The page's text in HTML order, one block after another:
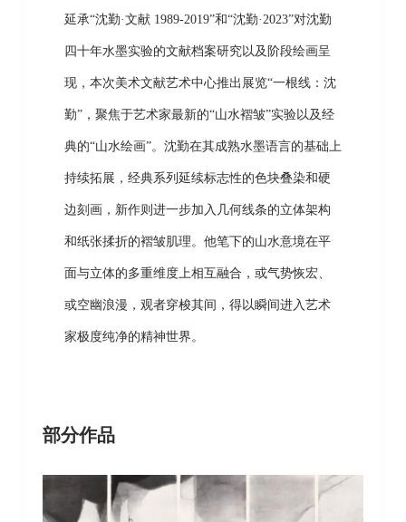
延承“沈勤·文献 1989-2019”和“沈勤·2023”对沈勤
四十年水墨实验的文献档案研究以及阶段绘画呈
现，本次美术文献艺术中心推出展览“一根线：沈
勤”，聚焦于艺术家最新的“山水褶皱”实验以及经
典的“山水绘画”。沈勤在其成熟水墨语言的基础上
持续拓展，经典系列延续标志性的色块叠染和硬
边刻画，新作则进一步加入几何线条的立体架构
和纸张揉折的褶皱肌理。他笔下的山水意境在平
面与立体的多重维度上相互融合，或气势恢宏、
或空幽浪漫，观者穿梭其间，得以瞬间进入艺术
家极度纯净的精神世界。
部分作品